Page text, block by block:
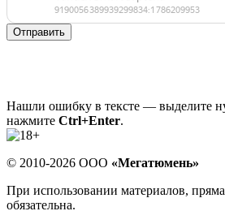
Отправить
Нашли ошибку в тексте — выделите
нажмите Ctrl+Enter.
© 2010-2026 ООО «Мегатюмень»
При использовании материалов,
обязательна.